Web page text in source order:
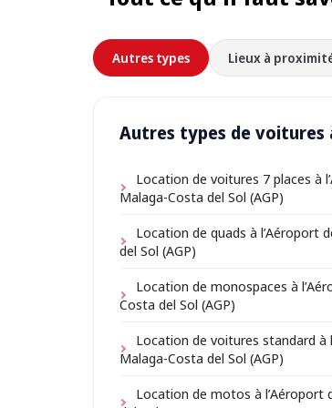
Autres types Lieux à
Autres types de voitures
Location de voitures 7 places à
Malaga-Costa del Sol (AGP)
Location de quads à l’Aéroport
del Sol (AGP)
Location de monospaces à
Costa del Sol (AGP)
Location de voitures standard à
Malaga-Costa del Sol (AGP)
Location de motos à l’Aéroport